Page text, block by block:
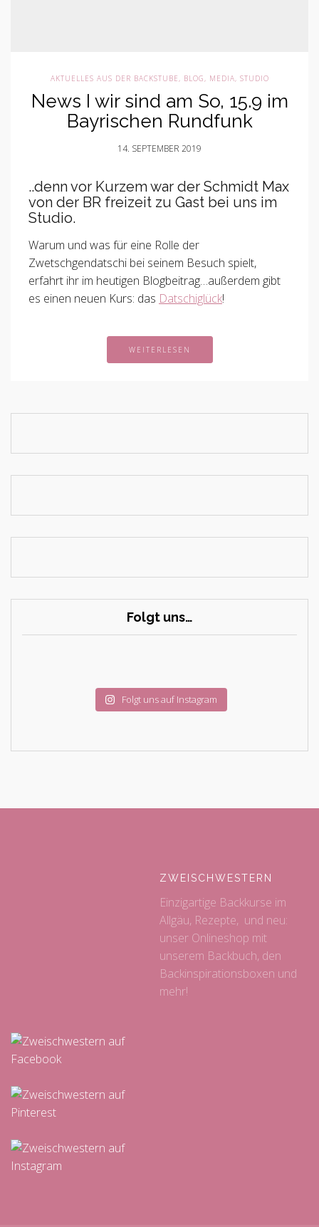
AKTUELLES AUS DER BACKSTUBE, BLOG, MEDIA, STUDIO
News I wir sind am So, 15.9 im
Bayrischen Rundfunk
14. SEPTEMBER 2019
..denn vor Kurzem war der Schmidt Max
von der BR freizeit zu Gast bei uns im
Studio.
Warum und was für eine Rolle der
Zwetschgendatschi bei seinem Besuch spielt,
erfahrt ihr im heutigen Blogbeitrag…außerdem gibt
es einen neuen Kurs: das Datschiglück!
WEITERLESEN
Folgt uns…
Folgt uns auf Instagram
ZWEISCHWESTERN
Einzigartige Backkurse im
Allgäu, Rezepte, und neu:
unser Onlineshop mit
unserem Backbuch, den
Backinspirationsboxen und
mehr!